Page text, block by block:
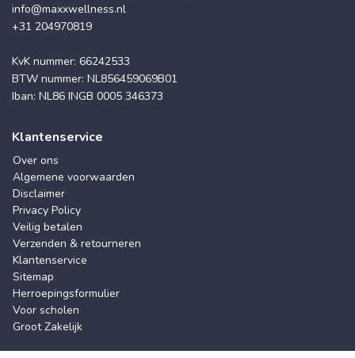
info@maxxwellness.nl
+31 204970819
KvK nummer: 66242533
BTW nummer: NL856459069B01
Iban: NL86 INGB 0005 346373
Klantenservice
Over ons
Algemene voorwaarden
Disclaimer
Privacy Policy
Veilig betalen
Verzenden & retourneren
Klantenservice
Sitemap
Herroepingsformulier
Voor scholen
Groot Zakelijk